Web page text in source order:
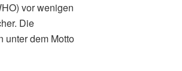
vor wenigen
Die
unter dem Motto